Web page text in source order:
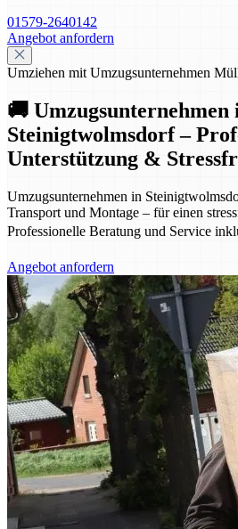
01579-2640142
Angebot anfordern
Umziehen mit Umzugsunternehmen
🚚 Umzugsunternehmen
Steinigtwolmsdorf –
Unterstützung &
Umzugsunternehmen in
Transport und Montage – für einen
Professionelle Beratung und Service
Angebot anfordern